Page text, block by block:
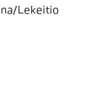
Lekeitio